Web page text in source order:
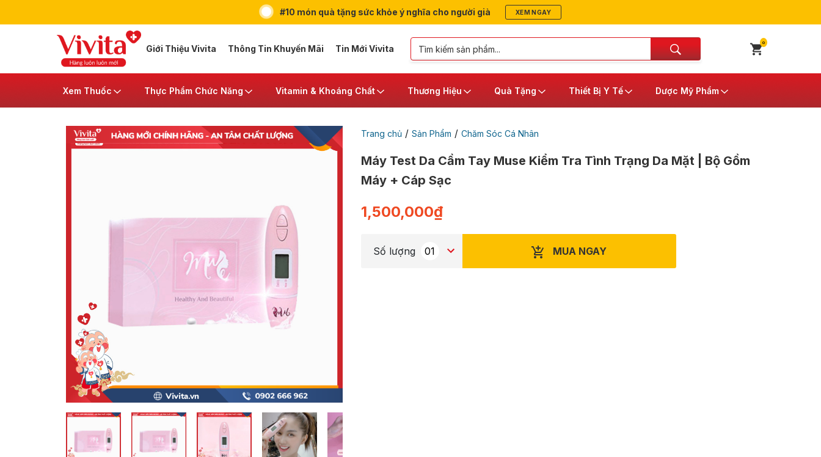
#10 món quà tặng sức khỏe ý nghĩa cho người già XEM NGAY
Giới Thiệu Vivita Thông Tin Khuyến Mãi Tin Mới Vivita
0
Xem Thuốc Thực Phẩm Chức Năng Vitamin & Khoáng Chất Thương Hiệu Quà Tặng Thiết Bị Y Tế Dược Mỹ Phẩm
Trang chủ/ Sản Phẩm / Chăm Sóc Cá Nhân
Máy Test Da Cầm Tay Muse Kiểm Tra Tình Trạng Da Mặt | Bộ Gồm
Máy + Cáp Sạc
1,500,000₫
Số lượng MUA NGAY